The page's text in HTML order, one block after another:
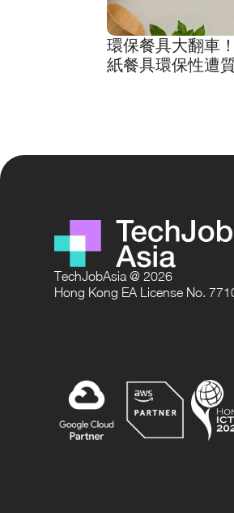
環保餐具大翻車
紙餐具環保性遭
TechJobAsia @ 2026
Hong Kong EA License No.